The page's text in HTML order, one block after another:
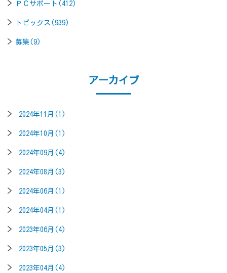
ＰＣサポート(412)
トピックス(939)
募集(9)
アーカイブ
2024年11月(1)
2024年10月(1)
2024年09月(4)
2024年08月(3)
2024年06月(1)
2024年04月(1)
2023年06月(4)
2023年05月(3)
2023年04月(4)